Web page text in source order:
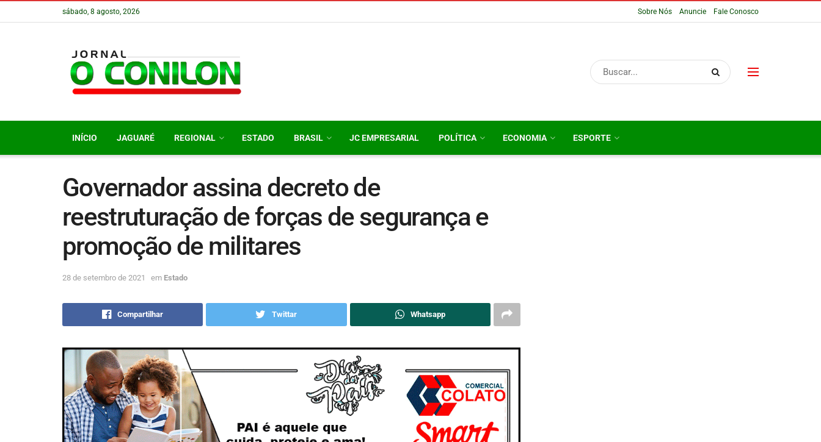
sábado, 8 agosto, 2026 Sobre Nós Anuncie Fale Conosco
INÍCIO JAGUARÉ REGIONAL ESTADO BRASIL JC EMPRESARIAL POLÍTICA ECONOMIA ESPORTE
Governador assina decreto de
reestruturação de forças de segurança e
promoção de militares
28 de setembro de 2021 em Estado
Compartilhar Twittar Whatsapp